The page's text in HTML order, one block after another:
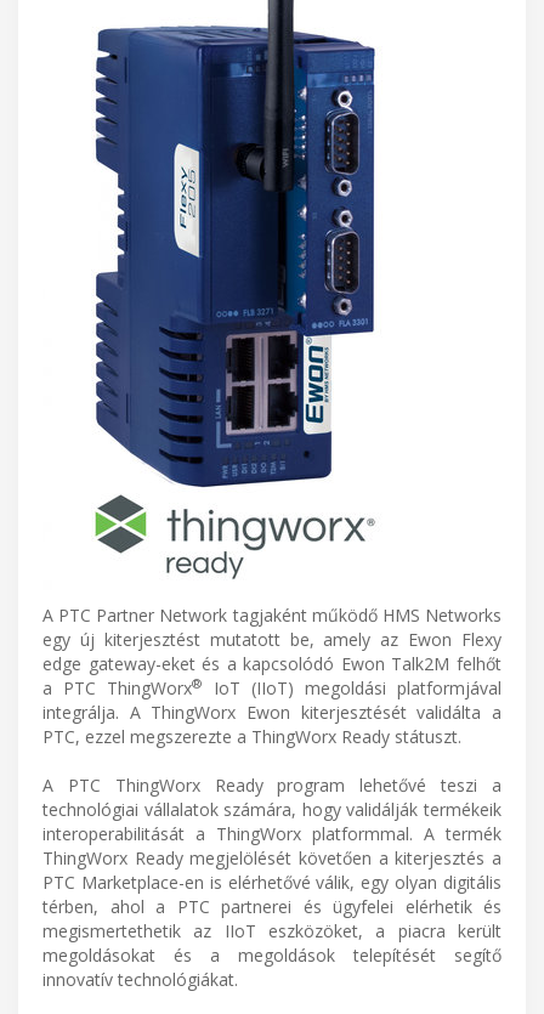
A PTC Partner Network tagjaként működő HMS Networks
egy új kiterjesztést mutatott be, amely az Ewon Flexy
edge gateway-eket és a kapcsolódó Ewon Talk2M felhőt
a PTC ThingWorx®
IoT (IIoT) megoldási platformjával
integrálja. A ThingWorx Ewon kiterjesztését validálta a
PTC, ezzel megszerezte a ThingWorx Ready státuszt.
A PTC ThingWorx Ready program lehetővé teszi a
technológiai vállalatok számára, hogy validálják termékeik
interoperabilitását a ThingWorx platformmal. A termék
ThingWorx Ready megjelölését követően a kiterjesztés a
PTC Marketplace-en is elérhetővé válik, egy olyan digitális
térben, ahol a PTC partnerei és ügyfelei elérhetik és
megismertethetik az IIoT eszközöket, a piacra került
megoldásokat és a megoldások telepítését segítő
innovatív technológiákat.